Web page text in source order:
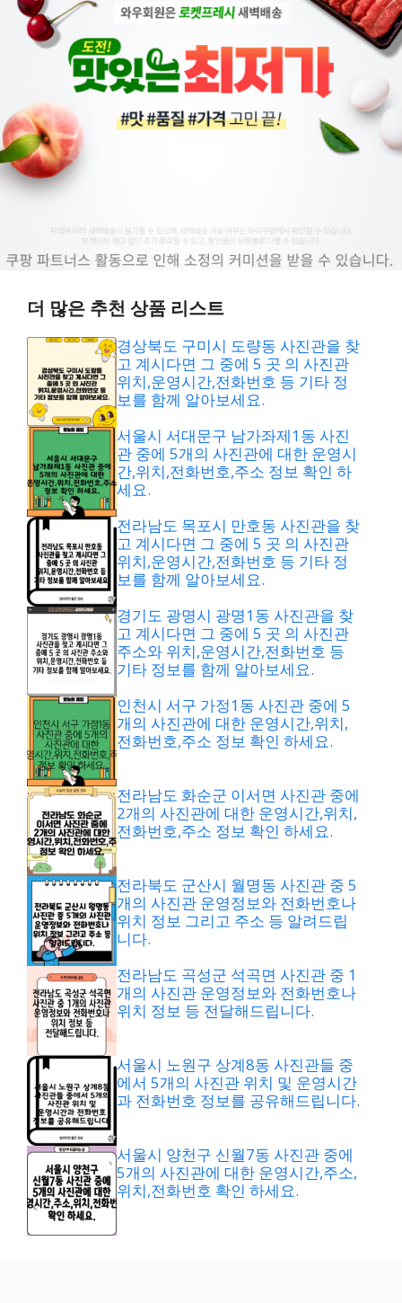
더 많은 추천 상품 리스트
경상북도 구미시 도량동 사진관을 찾
고 계시다면 그 중에 5 곳 의 사진관
위치,운영시간,전화번호 등 기타 정
보를 함께 알아보세요.
서울시 서대문구 남가좌제1동 사진
관 중에 5개의 사진관에 대한 운영시
간,위치,전화번호,주소 정보 확인 하
세요.
전라남도 목포시 만호동 사진관을 찾
고 계시다면 그 중에 5 곳 의 사진관
위치,운영시간,전화번호 등 기타 정
보를 함께 알아보세요.
경기도 광명시 광명1동 사진관을 찾
고 계시다면 그 중에 5 곳 의 사진관
주소와 위치,운영시간,전화번호 등
기타 정보를 함께 알아보세요.
인천시 서구 가정1동 사진관 중에 5
개의 사진관에 대한 운영시간,위치,
전화번호,주소 정보 확인 하세요.
전라남도 화순군 이서면 사진관 중에
2개의 사진관에 대한 운영시간,위치,
전화번호,주소 정보 확인 하세요.
전라북도 군산시 월명동 사진관 중 5
개의 사진관 운영정보와 전화번호나
위치 정보 그리고 주소 등 알려드립
니다.
전라남도 곡성군 석곡면 사진관 중 1
개의 사진관 운영정보와 전화번호나
위치 정보 등 전달해드립니다.
서울시 노원구 상계8동 사진관들 중
에서 5개의 사진관 위치 및 운영시간
과 전화번호 정보를 공유해드립니다.
서울시 양천구 신월7동 사진관 중에
5개의 사진관에 대한 운영시간,주소,
위치,전화번호 확인 하세요.